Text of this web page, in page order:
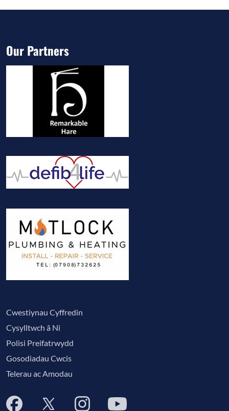
Cwestiynau Cyffredin
Cysylltwch â Ni
Polisi Preifatrwydd
Gosodiadau Cwcis
Telerau ac Amodau
Our Partners